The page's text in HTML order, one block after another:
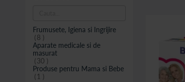
Frumusete, Igiena si Ingrijire
8
Aparate medicale si de
masurat
30
Produse pentru Mama si Bebe
1